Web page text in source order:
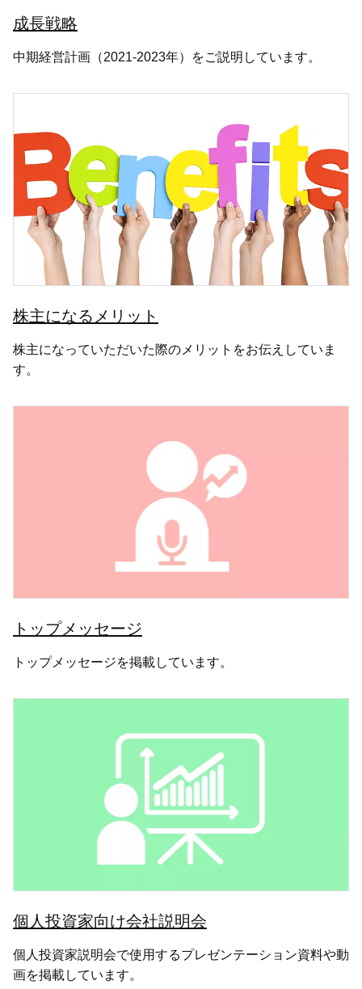
成長戦略
中期経営計画（2021-2023年）をご説明しています。
株主になるメリット
株主になっていただいた際のメリットをお伝えしていま
す。
トップメッセージ
トップメッセージを掲載しています。
個人投資家向け会社説明会
個人投資家説明会で使用するプレゼンテーション資料や動
画を掲載しています。